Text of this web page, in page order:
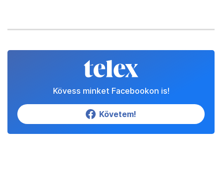
Kövess minket Facebookon is!
Követem!